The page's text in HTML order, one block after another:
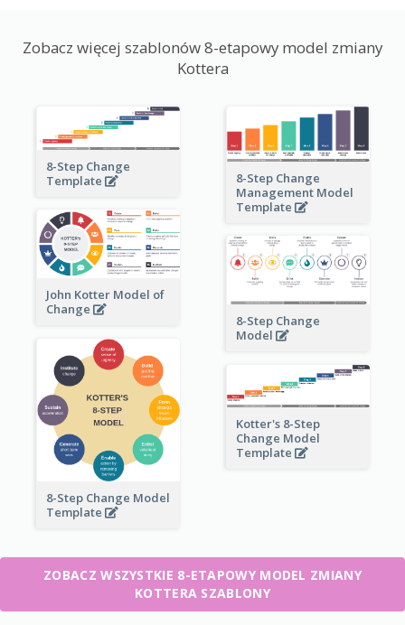
Zobacz więcej szablonów 8-etapowy model zmiany
Kottera
8-Step Change
Template
8-Step Change
Management Model
Template
John Kotter Model of
Change
8-Step Change
Model
8-Step Change Model
Template
Kotter's 8-Step
Change Model
Template
ZOBACZ WSZYSTKIE 8-ETAPOWY MODEL ZMIANY
KOTTERA SZABLONY